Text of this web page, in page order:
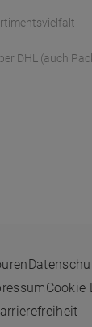
DHL (auch
Cookie